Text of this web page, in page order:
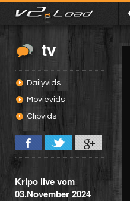
tv
Dailyvids
Movievids
Clipvids
Kripo live vom
03.November 2024